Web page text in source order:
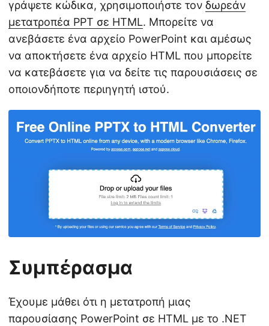
γράψετε κώδικα, χρησιμοποιήστε τον δωρεάν
μετατροπέα PPT σε HTML. Μπορείτε να
ανεβάσετε ένα αρχείο PowerPoint και αμέσως
να αποκτήσετε ένα αρχείο HTML που μπορείτε
να κατεβάσετε για να δείτε τις παρουσιάσεις σε
οποιονδήποτε περιηγητή ιστού.
Συμπέρασμα
Έχουμε μάθει ότι η μετατροπή μιας
παρουσίασης PowerPoint σε HTML με το .NET